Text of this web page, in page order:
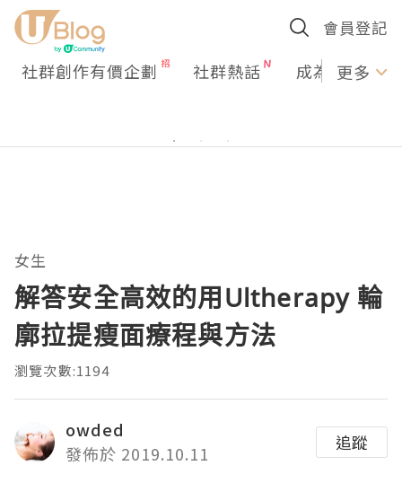
會員登記
社群創作有價企劃 社群熱話 成為U更多
女生
解答安全高效的用Ultherapy 輪
廓拉提瘦面療程與方法
瀏覽次數:1194
owded
發佈於 2019.10.11
追蹤